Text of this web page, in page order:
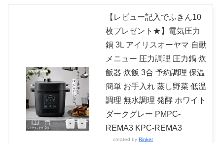
【レビュー記入でふきん10
枚プレゼント★】電気圧力
鍋 3L アイリスオーヤマ 自動
メニュー 圧力調理 圧力鍋 炊
飯器 炊飯 3合 予約調理 保温
簡単 お手入れ 蒸し野菜 低温
調理 無水調理 発酵 ホワイト
ダークグレー PMPC-
REMA3 KPC-REMA3
created by Rinker